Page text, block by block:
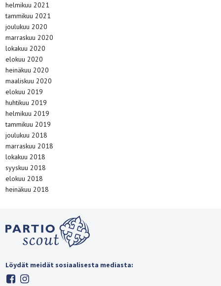
helmikuu 2021
tammikuu 2021
joulukuu 2020
marraskuu 2020
lokakuu 2020
elokuu 2020
heinäkuu 2020
maaliskuu 2020
elokuu 2019
huhtikuu 2019
helmikuu 2019
tammikuu 2019
joulukuu 2018
marraskuu 2018
lokakuu 2018
syyskuu 2018
elokuu 2018
heinäkuu 2018
Löydät meidät sosiaalisesta mediasta: